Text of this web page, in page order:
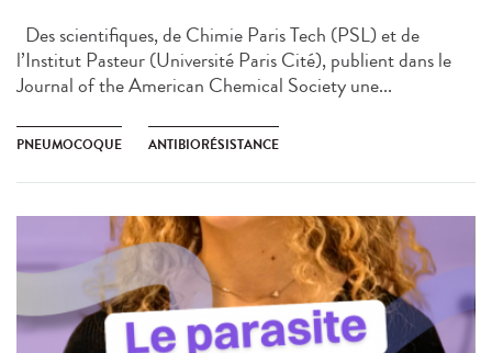
Des scientifiques, de Chimie Paris Tech (PSL) et de
l’Institut Pasteur (Université Paris Cité), publient dans le
Journal of the American Chemical Society une...
PNEUMOCOQUE ANTIBIORÉSISTANCE